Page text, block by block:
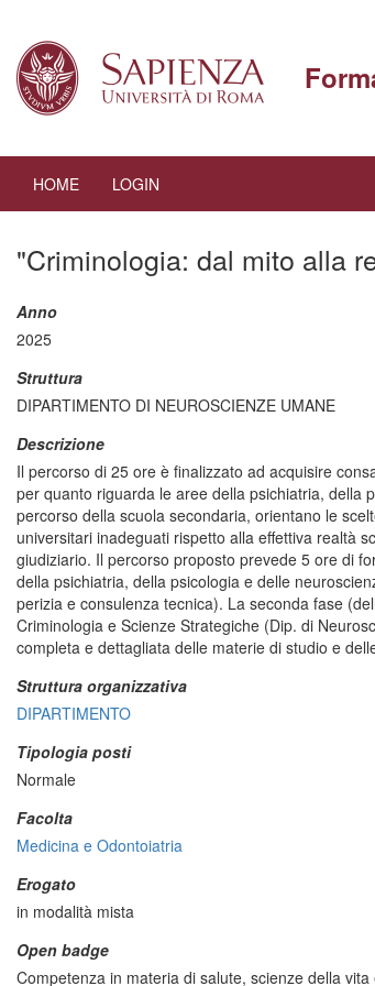
contenuto
principale
HOME LOGIN
"Criminologia: dal mito alla
Anno
2025
Struttura
DIPARTIMENTO DI NEUROSCIENZE UMANE
Descrizione
Il percorso di 25 ore è finalizzato ad acquisire
per quanto riguarda le aree della psichiatria, della
percorso della scuola secondaria, orientano le
universitari inadeguati rispetto alla effettiva realtà
giudiziario. Il percorso proposto prevede 5 ore di
della psichiatria, della psicologia e delle
perizia e consulenza tecnica). La seconda fase
Criminologia e Scienze Strategiche (Dip. di
completa e dettagliata delle materie di studio e
Struttura organizzativa
DIPARTIMENTO
Tipologia posti
Normale
Facolta
Medicina e Odontoiatria
Erogato
in modalità mista
Open badge
Competenza in materia di salute, scienze della